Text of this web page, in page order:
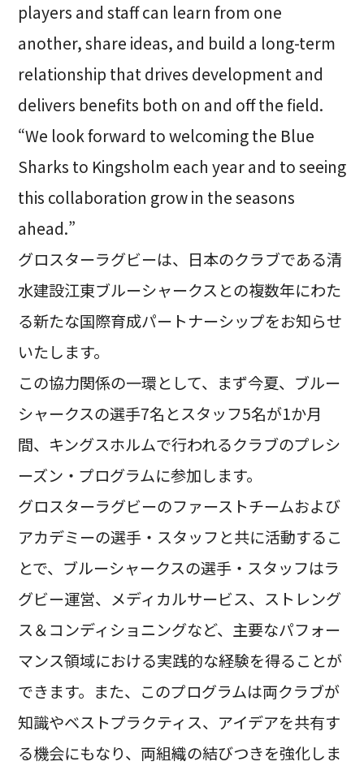
players and staff can learn from one
another, share ideas, and build a long-term
relationship that drives development and
delivers benefits both on and off the field.
“We look forward to welcoming the Blue
Sharks to Kingsholm each year and to seeing
this collaboration grow in the seasons
ahead.”
グロスターラグビーは、日本のクラブである清
水建設江東ブルーシャークスとの複数年にわた
る新たな国際育成パートナーシップをお知らせ
いたします。
この協力関係の一環として、まず今夏、ブルー
シャークスの選手7名とスタッフ5名が1か月
間、キングスホルムで行われるクラブのプレシ
ーズン・プログラムに参加します。
グロスターラグビーのファーストチームおよび
アカデミーの選手・スタッフと共に活動するこ
とで、ブルーシャークスの選手・スタッフはラ
グビー運営、メディカルサービス、ストレング
ス＆コンディショニングなど、主要なパフォー
マンス領域における実践的な経験を得ることが
できます。また、このプログラムは両クラブが
知識やベストプラクティス、アイデアを共有す
る機会にもなり、両組織の結びつきを強化しま